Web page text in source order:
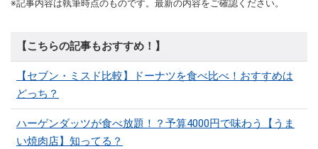
※記事内容は執筆時点のものです。最新の内容をご確認ください。
【こちらの記事もおすすめ！】
【セブン・ミスド比較】ドーナツを食べ比べ！おすすめは
どっち？
ハーゲンダッツが食べ放題！？予算4000円で味わう【うま
い焼肉店】知ってる？